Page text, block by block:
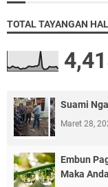
TOTAL TAYANGAN
Suami
Maret 28,
Embun
Maka